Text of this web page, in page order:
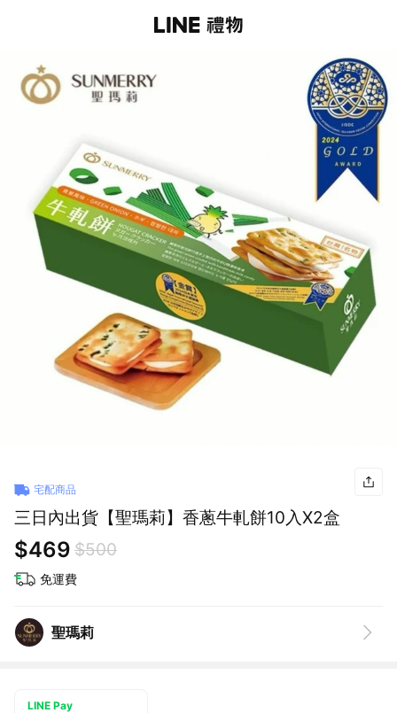
宅配商品
三日內出貨【聖瑪莉】香蔥牛軋餅10入X2盒
$469 $500
免運費
聖瑪莉
LINE Pay